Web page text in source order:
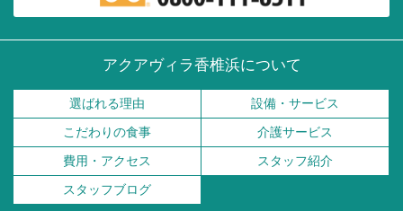
アクアヴィラ香椎浜について
選ばれる理由
設備・サービス
こだわりの食事
介護サービス
費用・アクセス
スタッフ紹介
スタッフブログ